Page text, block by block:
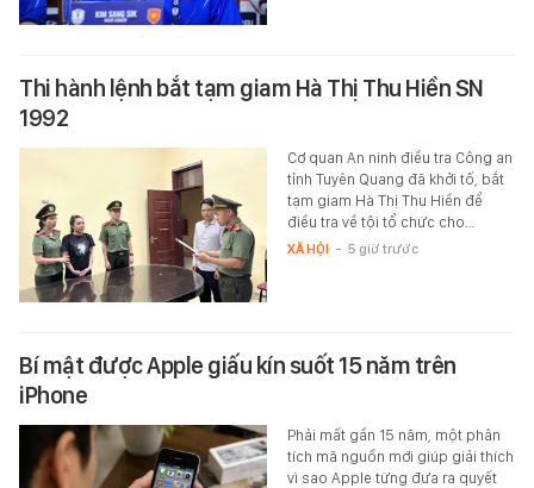
Thi hành lệnh bắt tạm giam Hà Thị Thu Hiền SN
1992
Cơ quan An ninh điều tra Công an
tỉnh Tuyên Quang đã khởi tố, bắt
tạm giam Hà Thị Thu Hiền để
điều tra về tội tổ chức cho…
XÃ HỘI - 5 giờ trước
Bí mật được Apple giấu kín suốt 15 năm trên
iPhone
Phải mất gần 15 năm, một phân
tích mã nguồn mới giúp giải thích
vì sao Apple từng đưa ra quyết